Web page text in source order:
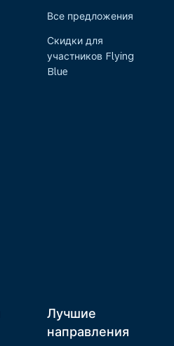
Все предложения
Скидки для
участников Flying
Blue
Лучшие
направления